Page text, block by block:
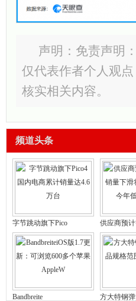
声明：免责声明
仅代表作者个人观
核实相关内容。
频道头条
字节跳动旗下Pico 供应商预
Bandbreite 方大特钢